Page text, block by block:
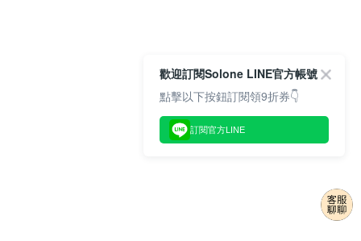
歡迎訂閱Solone LINE官方帳號
點擊以下按鈕訂閱領9折券👇
訂閱官方LINE